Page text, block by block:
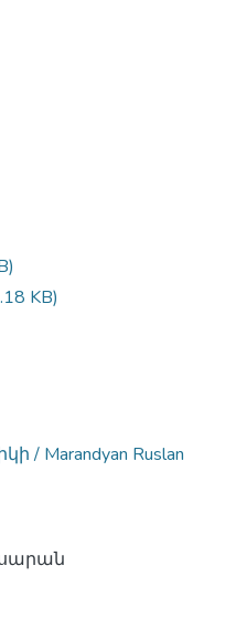
KB)
Marandyan Ruslan